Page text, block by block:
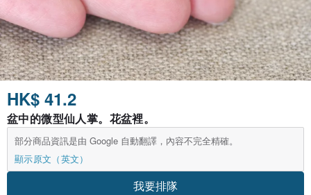
HK$ 41.2
盆中的微型仙人掌。花盆裡。
部分商品資訊是由 Google 自動翻譯，內容不完全精確。
顯示原文（英文）
我要排隊